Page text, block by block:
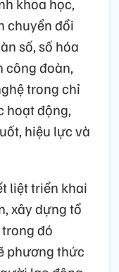
chuyển đổi
số, số hóa
công đoàn,
trong chỉ
hoạt động,
hiệu lực và
liệt triển khai
xây dựng tổ
đó
phương thức